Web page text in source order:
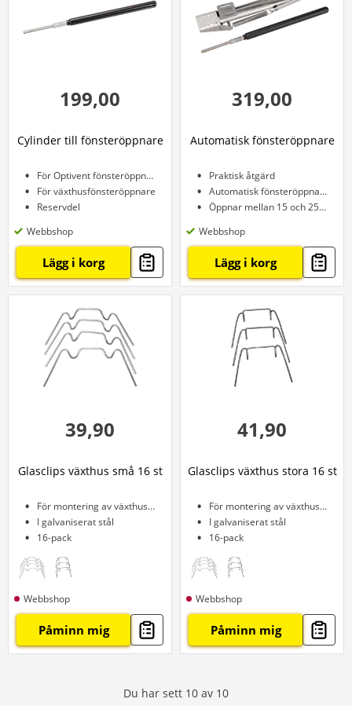
199,00
Cylinder till fönsteröppnare
För Optivent fönsteröppnare
För växthusfönsteröppnare
Reservdel
Webbshop
Lägg i korg
319,00
Automatisk fönsteröppnare
Praktisk åtgärd
Automatisk fönsteröppnare
Öppnar mellan 15 och 25 grader
Webbshop
Lägg i korg
39,90
Glasclips växthus små 16 st
För montering av växthusglas
I galvaniserat stål
16-pack
Webbshop
Påminn mig
41,90
Glasclips växthus stora 16 st
För montering av växthusglas
I galvaniserat stål
16-pack
Webbshop
Påminn mig
Du har sett 10 av 10